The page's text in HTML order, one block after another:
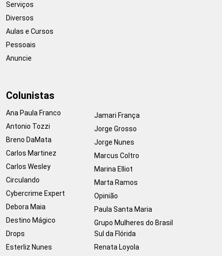
Serviços
Diversos
Aulas e Cursos
Pessoais
Anuncie
Colunistas
Ana Paula Franco
Antonio Tozzi
Breno DaMata
Carlos Martinez
Carlos Wesley
Circulando
Cybercrime Expert
Debora Maia
Destino Mágico
Drops
Esterliz Nunes
Jamari França
Jorge Grosso
Jorge Nunes
Marcus Coltro
Marina Elliot
Marta Ramos
Opinião
Paula Santa Maria
Grupo Mulheres do Brasil
Sul da Flórida
Renata Loyola